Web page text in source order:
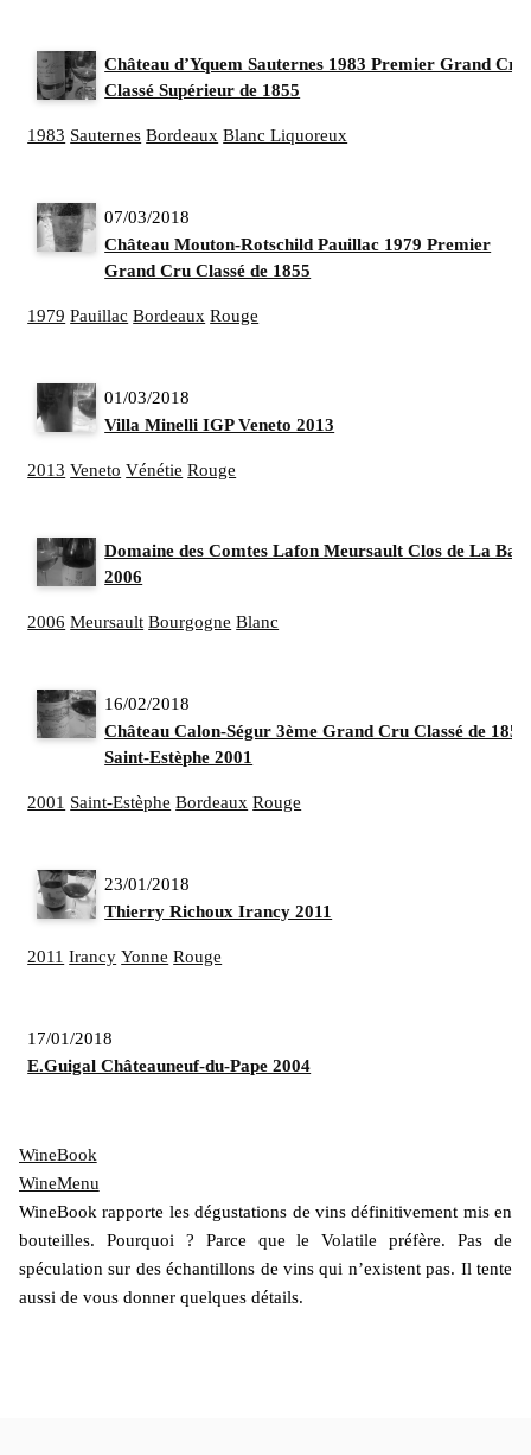
Château d’Yquem Sauternes 1983 Premier Grand Cru
Classé Supérieur de 1855
1983 Sauternes Bordeaux Blanc Liquoreux
07/03/2018
Château Mouton-Rotschild Pauillac 1979 Premier
Grand Cru Classé de 1855
1979 Pauillac Bordeaux Rouge
01/03/2018
Villa Minelli IGP Veneto 2013
2013 Veneto Vénétie Rouge
Domaine des Comtes Lafon Meursault Clos de La
2006
2006 Meursault Bourgogne Blanc
16/02/2018
Château Calon-Ségur 3ème Grand Cru Classé de 1855
Saint-Estèphe 2001
2001 Saint-Estèphe Bordeaux Rouge
23/01/2018
Thierry Richoux Irancy 2011
2011 Irancy Yonne Rouge
17/01/2018
E.Guigal Châteauneuf-du-Pape 2004
WineBook
WineMenu
WineBook rapporte les dégustations de vins définitivement mis en
bouteilles. Pourquoi ? Parce que le Volatile préfère. Pas de
spéculation sur des échantillons de vins qui n’existent pas. Il tente
aussi de vous donner quelques détails.